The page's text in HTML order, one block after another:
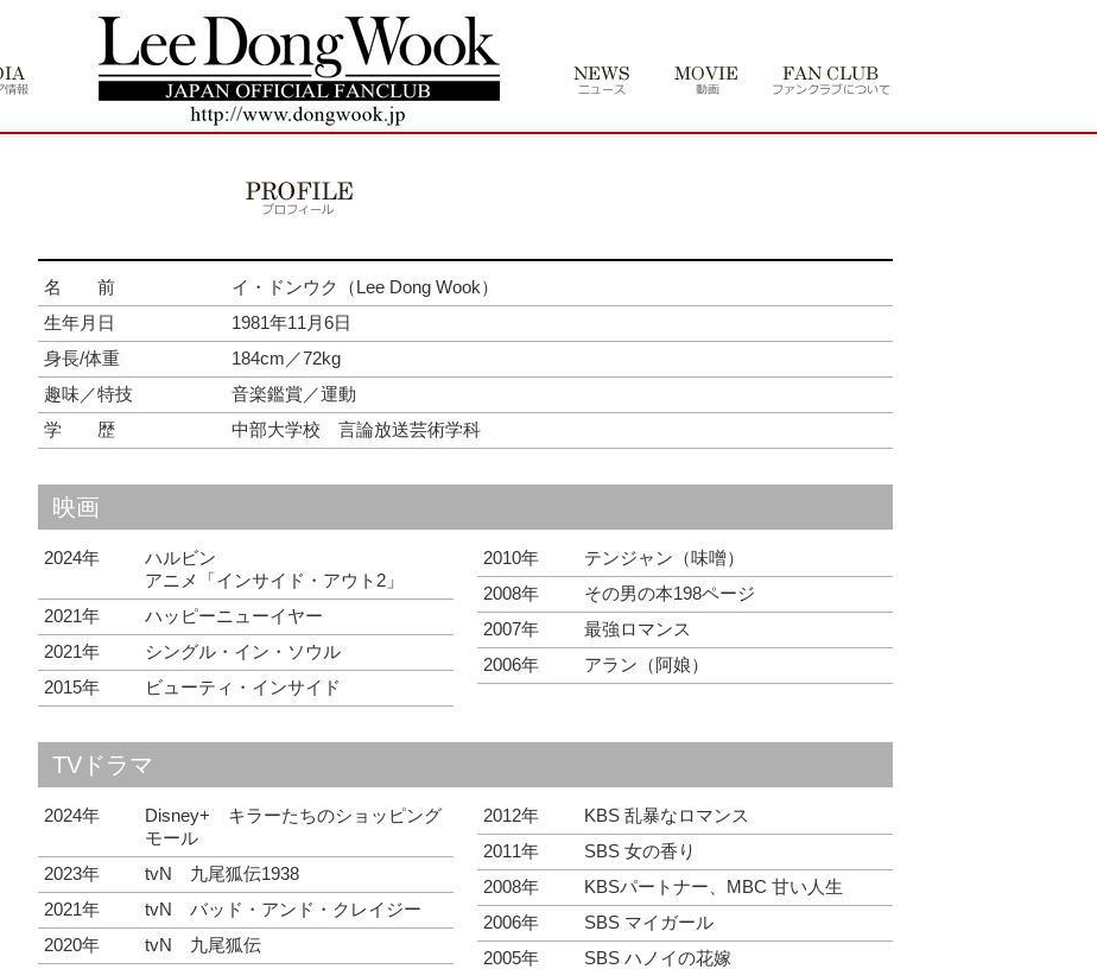
名 前
イ・ドンウク（Lee Dong Wook）
生年月日
1981年11月6日
身長/体重
184cm／72kg
趣味／特技
音楽鑑賞／運動
学 歴
中部大学校 言論放送芸術学科
映画
2024年
ハルビン
アニメ「インサイド・アウト2」
2021年
ハッピーニューイヤー
2021年
シングル・イン・ソウル
2015年
ビューティ・インサイド
2010年
テンジャン（味噌）
2008年
その男の本198ページ
2007年
最強ロマンス
2006年
アラン（阿娘）
TVドラマ
2024年
Disney+ キラーたちのショッピング
モール
2023年
tvN 九尾狐伝1938
2021年
tvN バッド・アンド・クレイジー
2020年
tvN 九尾狐伝
2012年
KBS 乱暴なロマンス
2011年
SBS 女の香り
2008年
KBSパートナー、MBC 甘い人生
2006年
SBS マイガール
2005年
SBS ハノイの花嫁